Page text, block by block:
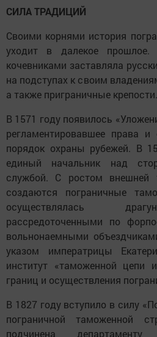
СИЛА ТРАДИЦИЙ
Своими корнями история
уходит в далекое
кочевниками заставляла
на подступах к своим
а также приграничные крепости.
В 1571 году появилось
регламентировавшее права
порядок охраны рубежей. В
единый начальник над
службой. С ростом внешней
создаются пограничные
осуществлялась
рассредоточенными по
вольнонаемными
указом императрицы
институт «таможенной цепи
границ и осуществления
В 1827 году вступило в силу
пограничной таможенной
подчинена